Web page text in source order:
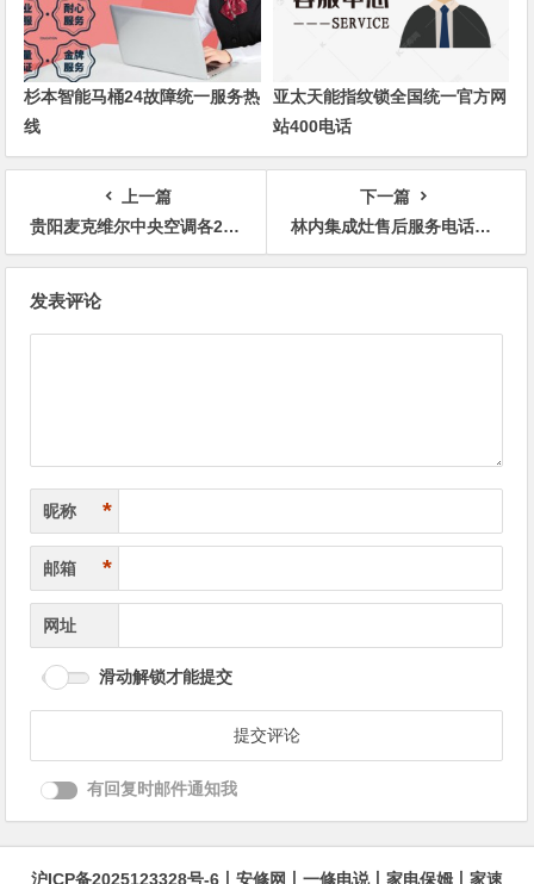
杉本智能马桶24故障统一服务热
线
亚太天能指纹锁全国统一官方网
站400电话
上一篇
贵阳麦克维尔中央空调各24小时售后全国客服受理中心
下一篇
林内集成灶售后服务电话全国维修服务中心
发表评论
昵称 *
邮箱 *
网址
滑动解锁才能提交
有回复时邮件通知我
沪ICP备2025123328号-6 安修网 一修电说丨 家电保姆 家速